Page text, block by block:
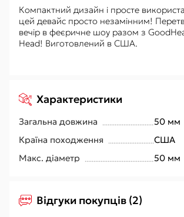
Компактний дизайн і просте
цей девайс просто незамінним!
вечір в феєричне шоу разом з
Head! Виготовлений в США.
Характеристики
Загальна довжина
50 мм
Країна походження
США
Макс. діаметр
50 мм
Відгуки покупців (2)